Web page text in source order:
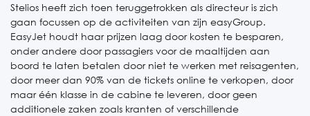
Stelios heeft zich toen teruggetrokken als directeur is zich
gaan focussen op de activiteiten van zijn easyGroup.
EasyJet houdt haar prijzen laag door kosten te besparen,
onder andere door passagiers voor de maaltijden aan
boord te laten betalen door niet te werken met reisagenten,
door meer dan 90% van de tickets online te verkopen, door
maar één klasse in de cabine te leveren, door geen
additionele zaken zoals kranten of verschillende